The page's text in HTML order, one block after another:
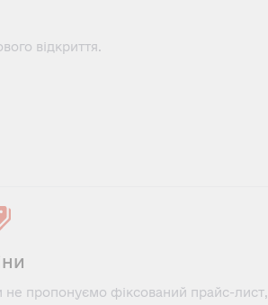
відкриття.
не пропонуємо фіксований прайс-лист,